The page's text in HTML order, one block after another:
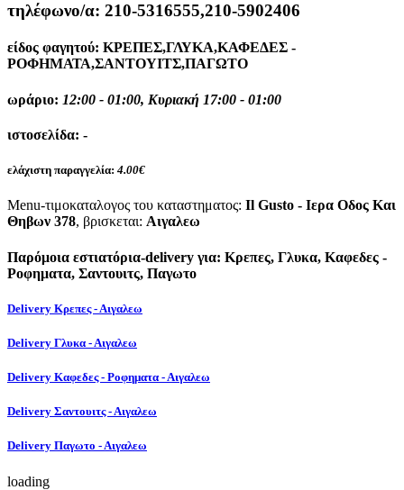
τηλέφωνο/α: 210-5316555,210-5902406
είδος φαγητού: ΚΡΕΠΕΣ,ΓΛΥΚΑ,ΚΑΦΕΔΕΣ -
ΡΟΦΗΜΑΤΑ,ΣΑΝΤΟΥΙΤΣ,ΠΑΓΩΤΟ
ωράριο: 12:00 - 01:00, Κυριακή 17:00 - 01:00
ιστοσελίδα: -
ελάχιστη παραγγελία: 4.00€
Menu-τιμοκαταλογος του καταστηματος: Il Gusto - Ιερα Οδος Και
Θηβων 378, βρισκεται: Αιγαλεω
Παρόμοια εστιατόρια-delivery για: Κρεπες, Γλυκα, Καφεδες -
Ροφηματα, Σαντουιτς, Παγωτο
Delivery Κρεπες - Αιγαλεω
Delivery Γλυκα - Αιγαλεω
Delivery Καφεδες - Ροφηματα - Αιγαλεω
Delivery Σαντουιτς - Αιγαλεω
Delivery Παγωτο - Αιγαλεω
loading